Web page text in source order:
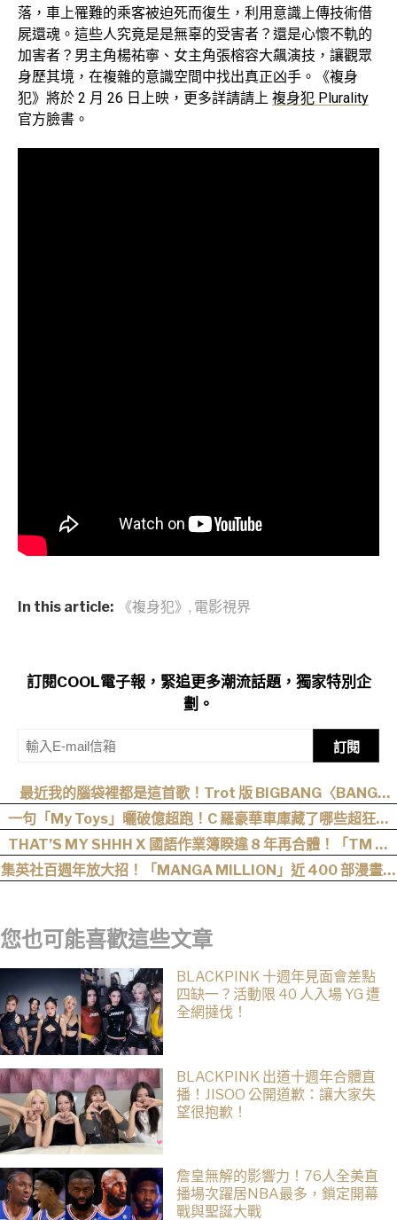
落，車上罹難的乘客被迫死而復生，利用意識上傳技術借
屍還魂。這些人究竟是是無辜的受害者？還是心懷不軌的
加害者？男主角楊祐寧、女主角張榕容大飆演技，讓觀眾
身歷其境，在複雜的意識空間中找出真正凶手。《複身
犯》將於 2 月 26 日上映，更多詳請請上 複身犯 Plurality
官方臉書。
In this article: 《複身犯》 , 電影視界
訂閱COOL電子報，緊追更多潮流話題，獨家特別企
劃。
訂閱
最近我的腦袋裡都是這首歌！Trot 版 BIGBANG〈BANG
BANG BANG〉一天不聽難受，聽了難受一整天
一句「My Toys」曬破億超跑！C 羅豪華車庫藏了哪些超狂神
獸？
THAT’S MY SHHH X 國語作業簿睽違 8 年再合體！「TM 國
2」集結熊仔、陳嫺靜、山姆…完整卡司、售票資訊一次看
集英社百週年放大招！「MANGA MILLION」近 400 部漫畫免
您也可能喜歡這些文章
BLACKPINK 十週年見面會差點
四缺一？活動限 40 人入場 YG 遭
全網撻伐！
BLACKPINK 出道十週年合體直
播！JISOO 公開道歉：讓大家失
望很抱歉！
詹皇無解的影響力！76人全美直
播場次躍居NBA最多，鎖定開幕
戰與聖誕大戰